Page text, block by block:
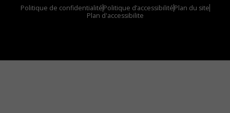
Politique de confidentialitéPolitique d’accessibilitéPlan du site
Plan d'accessibilite